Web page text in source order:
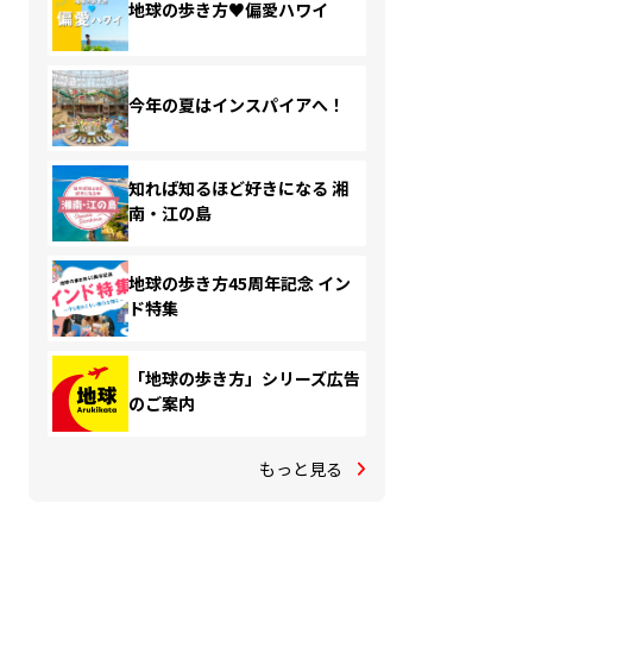
地球の歩き方♥偏愛ハワイ
今年の夏はインスパイアへ！
知れば知るほど好きになる 湘
南・江の島
地球の歩き方45周年記念 イン
ド特集
「地球の歩き方」シリーズ広告
のご案内
もっと見る